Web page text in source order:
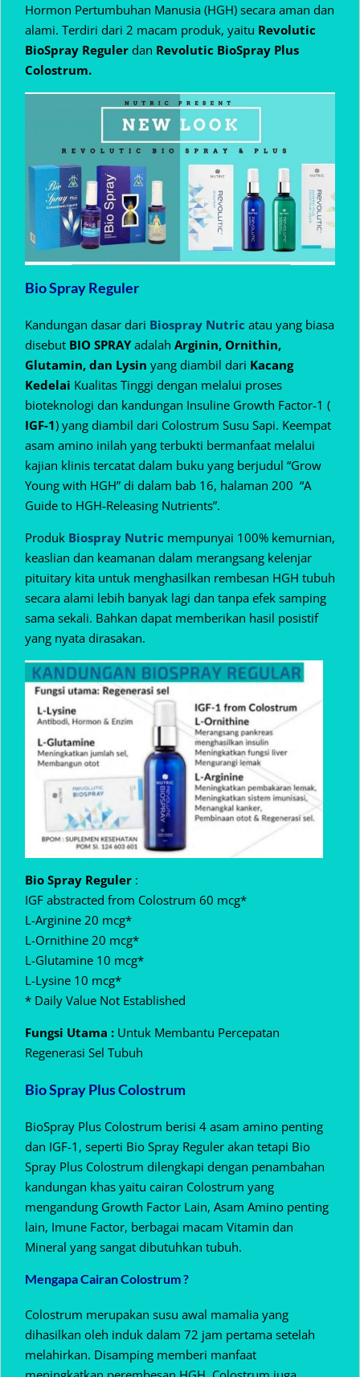
Hormon Pertumbuhan Manusia (HGH) secara aman dan
alami. Terdiri dari 2 macam produk, yaitu Revolutic
BioSpray Reguler dan Revolutic BioSpray Plus
Colostrum.
Bio Spray Reguler
Kandungan dasar dari Biospray Nutric atau yang biasa
disebut BIO SPRAYadalah Arginin, Ornithin,
Glutamin, dan Lysin yang diambil dari Kacang
Kedelai Kualitas Tinggi dengan melalui proses
bioteknologi dan kandungan Insuline Growth Factor-1 (
IGF-1) yang diambil dari Colostrum Susu Sapi. Keempat
asam amino inilah yang terbukti bermanfaat melalui
kajian klinis tercatat dalam buku yang berjudul “Grow
Young with HGH” di dalam bab 16, halaman 200 “A
Guide to HGH-Releasing Nutrients”.
Produk Biospray Nutric mempunyai 100% kemurnian,
keaslian dan keamanan dalam merangsang kelenjar
pituitary kita untuk menghasilkan rembesan HGH tubuh
secara alami lebih banyak lagi dan tanpa efek samping
sama sekali. Bahkan dapat memberikan hasil posistif
yang nyata dirasakan.
Bio Spray Reguler :
IGF abstracted from Colostrum 60 mcg*
L-Arginine 20 mcg*
L-Ornithine 20 mcg*
L-Glutamine 10 mcg*
L-Lysine 10 mcg*
* Daily Value Not Established
Fungsi Utama : Untuk Membantu Percepatan
Regenerasi Sel Tubuh
Bio Spray Plus Colostrum
BioSpray Plus Colostrum berisi 4 asam amino penting
dan IGF-1, seperti Bio Spray Reguler akan tetapi Bio
Spray Plus Colostrum dilengkapi dengan penambahan
kandungan khas yaitu cairan Colostrum yang
mengandung Growth Factor Lain, Asam Amino penting
lain, Imune Factor, berbagai macam Vitamin dan
Mineral yang sangat dibutuhkan tubuh.
Mengapa Cairan Colostrum ?
Colostrum merupakan susu awal mamalia yang
dihasilkan oleh induk dalam 72 jam pertama setelah
melahirkan. Disamping memberi manfaat